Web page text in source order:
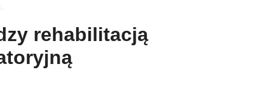
rehabilitacją